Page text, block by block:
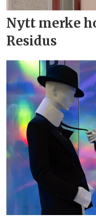
Nytt merke
Residus